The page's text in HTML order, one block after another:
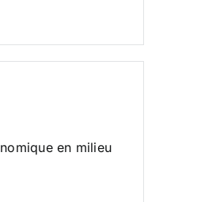
en milieu